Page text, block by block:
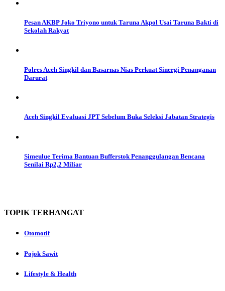
Pesan AKBP Joko Triyono untuk Taruna Akpol Usai Taruna Bakti di
Sekolah Rakyat
Polres Aceh Singkil dan Basarnas Nias Perkuat Sinergi Penanganan
Darurat
Aceh Singkil Evaluasi JPT Sebelum Buka Seleksi Jabatan Strategis
Simeulue Terima Bantuan Bufferstok Penanggulangan Bencana
Senilai Rp2,2 Miliar
TOPIK TERHANGAT
Otomotif
Pojok Sawit
Lifestyle & Health